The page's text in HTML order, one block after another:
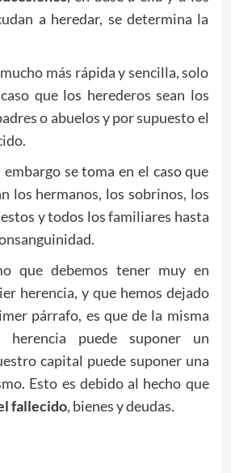
a heredar, se determina la
más rápida y sencilla, solo
que los herederos sean los
o abuelos y por supuesto el
se toma en el caso que
los hermanos, los sobrinos, los
y todos los familiares hasta
que debemos tener muy en
herencia, y que hemos dejado
párrafo, es que de la misma
puede suponer un
capital puede suponer una
Esto es debido al hecho que
fallecido, bienes y deudas.